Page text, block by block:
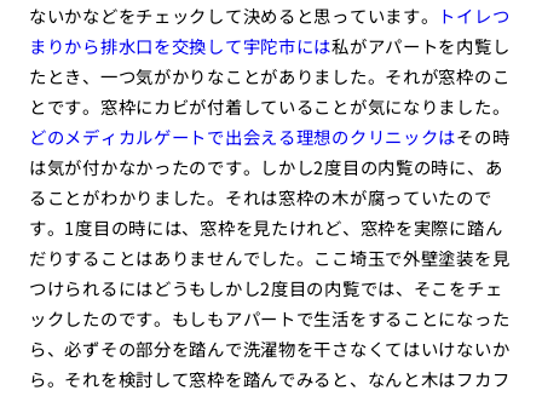
ないかなどをチェックして決めると思っています。
トイレつ
まりから排水口を交換して宇陀市には私がアパートを内覧し
たとき、一つ気がかりなことがありました。それが窓枠のこ
とです。窓枠にカビが付着していることが気になりました。
どのメディカルゲートで出会える理想のクリニックはその時
は気が付かなかったのです。しかし2度目の内覧の時に、あ
ることがわかりました。それは窓枠の木が腐っていたので
す。1度目の時には、窓枠を見たけれど、窓枠を実際に踏ん
だりすることはありませんでした。ここ埼玉で外壁塗装を見
つけられるにはどうもしかし2度目の内覧では、そこをチェ
ックしたのです。もしもアパートで生活をすることになった
ら、必ずその部分を踏んで洗濯物を干さなくてはいけないか
ら。それを検討して窓枠を踏んでみると、なんと木はフカフ